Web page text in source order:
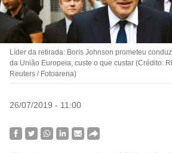
Líder da retirada: Boris Johnson prometeu
da União Europeia, custe o que custar (Crédito:
Reuters / Fotoarena)
26/07/2019 - 11:00